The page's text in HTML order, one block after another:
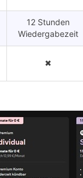
12 Stunden
Wiedergabezeit
✖